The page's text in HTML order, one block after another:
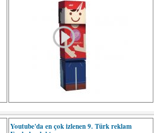
Youtube'da en çok izlenen 9. Türk reklam